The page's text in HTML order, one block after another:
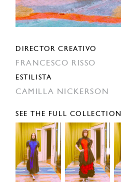
DIRECTOR CREATIVO
FRANCESCO RISSO
ESTILISTA
CAMILLA NICKERSON
SEE THE FULL COLLECTION